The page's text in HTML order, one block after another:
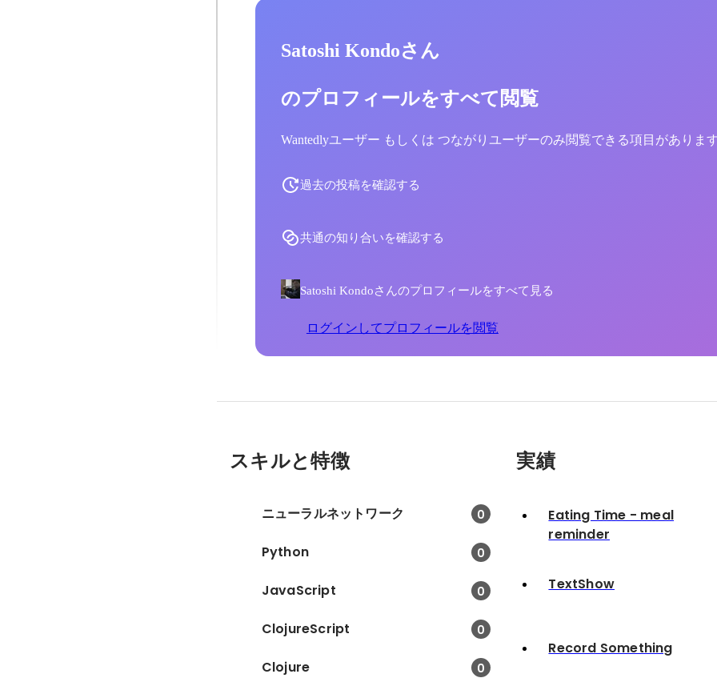
Satoshi Kondoさん
のプロフィールをすべて閲覧
Wantedlyユーザー もしくは つながりユーザーのみ閲覧できる項目がありま
過去の投稿を確認する
共通の知り合いを確認する
Satoshi Kondoさんのプロフィールをすべて見る
ログインしてプロフィールを閲覧
スキルと特徴
ニューラルネットワーク 0
Python 0
JavaScript 0
ClojureScript 0
Clojure 0
実績
Eating Time - meal
reminder
TextShow
Record Something